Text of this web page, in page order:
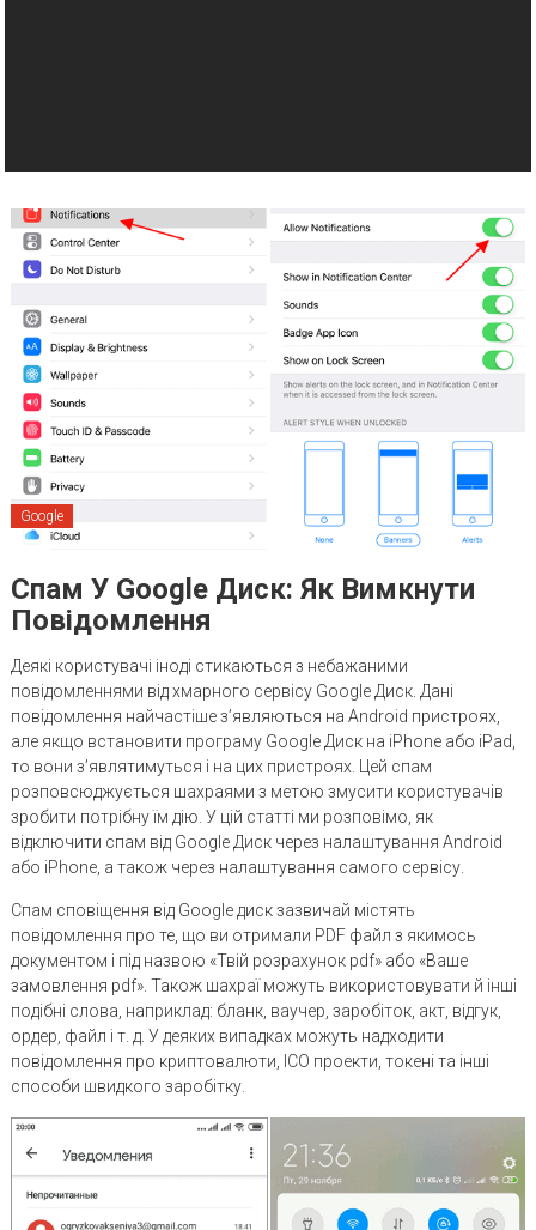
Google
Спам У Google Диск: Як Вимкнути
Повідомлення
Деякі користувачі іноді стикаються з небажаними
повідомленнями від хмарного сервісу Google Диск. Дані
повідомлення найчастіше з’являються на Android пристроях,
але якщо встановити програму Google Диск на iPhone або iPad,
то вони з’являтимуться і на цих пристроях. Цей спам
розповсюджується шахраями з метою змусити користувачів
зробити потрібну їм дію. У цій статті ми розповімо, як
відключити спам від Google Диск через налаштування Android
або iPhone, а також через налаштування самого сервісу.
Спам сповіщення від Google диск зазвичай містять
повідомлення про те, що ви отримали PDF файл з якимось
документом і під назвою «Твій розрахунок pdf» або «Ваше
замовлення pdf». Також шахраї можуть використовувати й інші
подібні слова, наприклад: бланк, ваучер, заробіток, акт, відгук,
ордер, файл і т. д. У деяких випадках можуть надходити
повідомлення про криптовалюти, ICO проекти, токені та інші
способи швидкого заробітку.